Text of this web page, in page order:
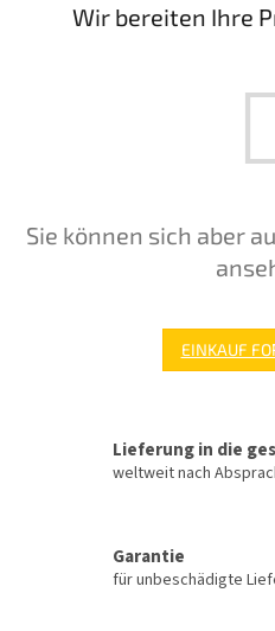
Wir bereiten Ihre
Sie können sich aber
EINKAUF
Lieferung in die
weltweit nach
Garantie
für unbeschädigte